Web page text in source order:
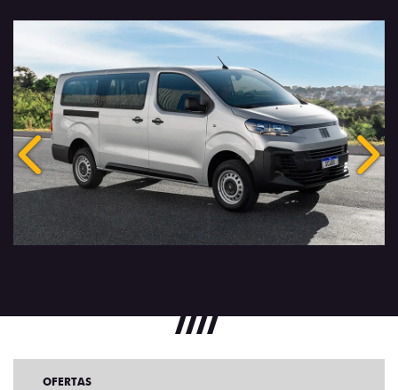
Anterior
OFERTAS